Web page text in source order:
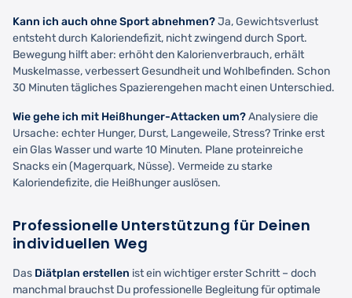
Kann ich auch ohne Sport abnehmen?Ja, Gewichtsverlust
entsteht durch Kaloriendefizit, nicht zwingend durch Sport.
Bewegung hilft aber: erhöht den Kalorienverbrauch, erhält
Muskelmasse, verbessert Gesundheit und Wohlbefinden. Schon
30 Minuten tägliches Spazierengehen macht einen Unterschied.
Wie gehe ich mit Heißhunger-Attacken um?Analysiere die
Ursache: echter Hunger, Durst, Langeweile, Stress? Trinke erst
ein Glas Wasser und warte 10 Minuten. Plane proteinreiche
Snacks ein (Magerquark, Nüsse). Vermeide zu starke
Kaloriendefizite, die Heißhunger auslösen.
Professionelle Unterstützung für Deinen
individuellen Weg
Das Diätplan erstellen ist ein wichtiger erster Schritt – doch
manchmal brauchst Du professionelle Begleitung für optimale